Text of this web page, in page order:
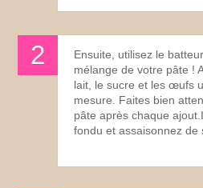
Ensuite, utilisez le
mélange de votre pâte !
lait, le sucre et les œufs
mesure. Faites bien
pâte après chaque
fondu et assaisonnez de